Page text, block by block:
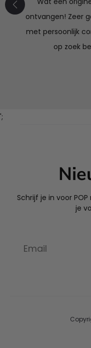
ontvangen! Zeer
met persoonlijk
op zoek
';
Schrijf je in voor
je